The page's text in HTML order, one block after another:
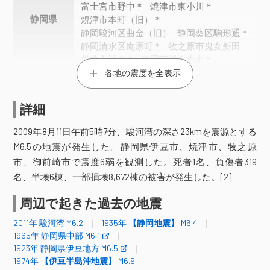
静岡県
富士宮市野中＊
焼津市東小川＊
焼津市本町（旧）＊
静岡駿河区曲金（旧）
静岡葵区駒形通＊
静岡清水区庵原町＊
牧之原市鬼女新田
袋井市浅名＊ 静岡菊川市赤土＊
静岡菊川市堀之内＊
震度5弱
静岡県
下田市中＊
下田市東本郷＊
東伊豆町稲取＊ 河津町田中＊
南伊豆町入間＊
南伊豆町下賀茂（旧）＊
函南町平井＊ 伊豆の国市四日町＊
島田市中央町 島田市川根町家山
島田市金谷代官町（旧）＊
藤枝市岡部町岡部＊
静岡葵区峰山
静岡葵区追手町市役所＊
各地の震度を全表示
詳細
2009年8月11日午前5時7分、駿河湾の深さ23kmを震源とする
M6.5の地震が発生した。静岡県伊豆市、焼津市、牧之原
市、御前崎市で震度6弱を観測した。死者1名、負傷者319
名、半壊6棟、一部損壊8,672棟の被害が発生した。[2]
周辺で起きた過去の地震
2011年 駿河湾 M6.2 1935年 【静岡地震】
M6.4
1965年 静岡県中部 M6.1
1923年 静岡県伊豆地方 M6.5
1974年
【伊豆半島沖地震】 M6.9